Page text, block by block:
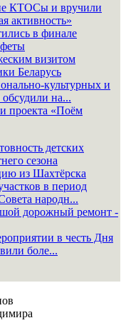
КТОСы и вручили
активность»
в финале
визитом
Беларусь
культурных и
на...
проекта «Поём
детских
сезона
из Шахтёрска
в период
народн...
дорожный ремонт -
в честь Дня
боле...